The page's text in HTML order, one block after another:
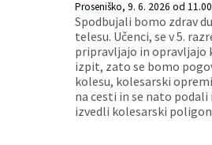
Proseniško, 9. 6. 2026 od
Spodbujali bomo zdrav
telesu. Učenci, se v 5.
pripravljajo in opravljajo
izpit, zato se bomo
kolesu, kolesarski
na cesti in se nato podali
izvedli kolesarski